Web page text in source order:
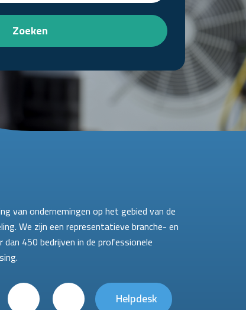
Zoeken
van ondernemingen op het gebied van de
We zijn een representatieve branche- en
450 bedrijven in de professionele
Helpdesk